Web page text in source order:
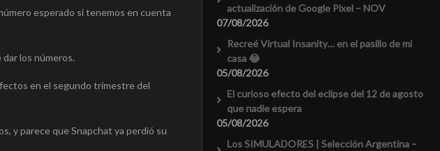
esperado si tenemos en cuenta
los números.
en el segundo trimestre del
y parece que Snapchat ya perdió su
actualización de Google Pixel – NOV
07/08/2026
Recreé Virtual Insanity… en el pasillo de mi
casa 😂
05/08/2026
El curioso efecto del eclipse del 12 de agosto
que nadie espera
05/08/2026
Los SIMULADORES | Selección Argentina –